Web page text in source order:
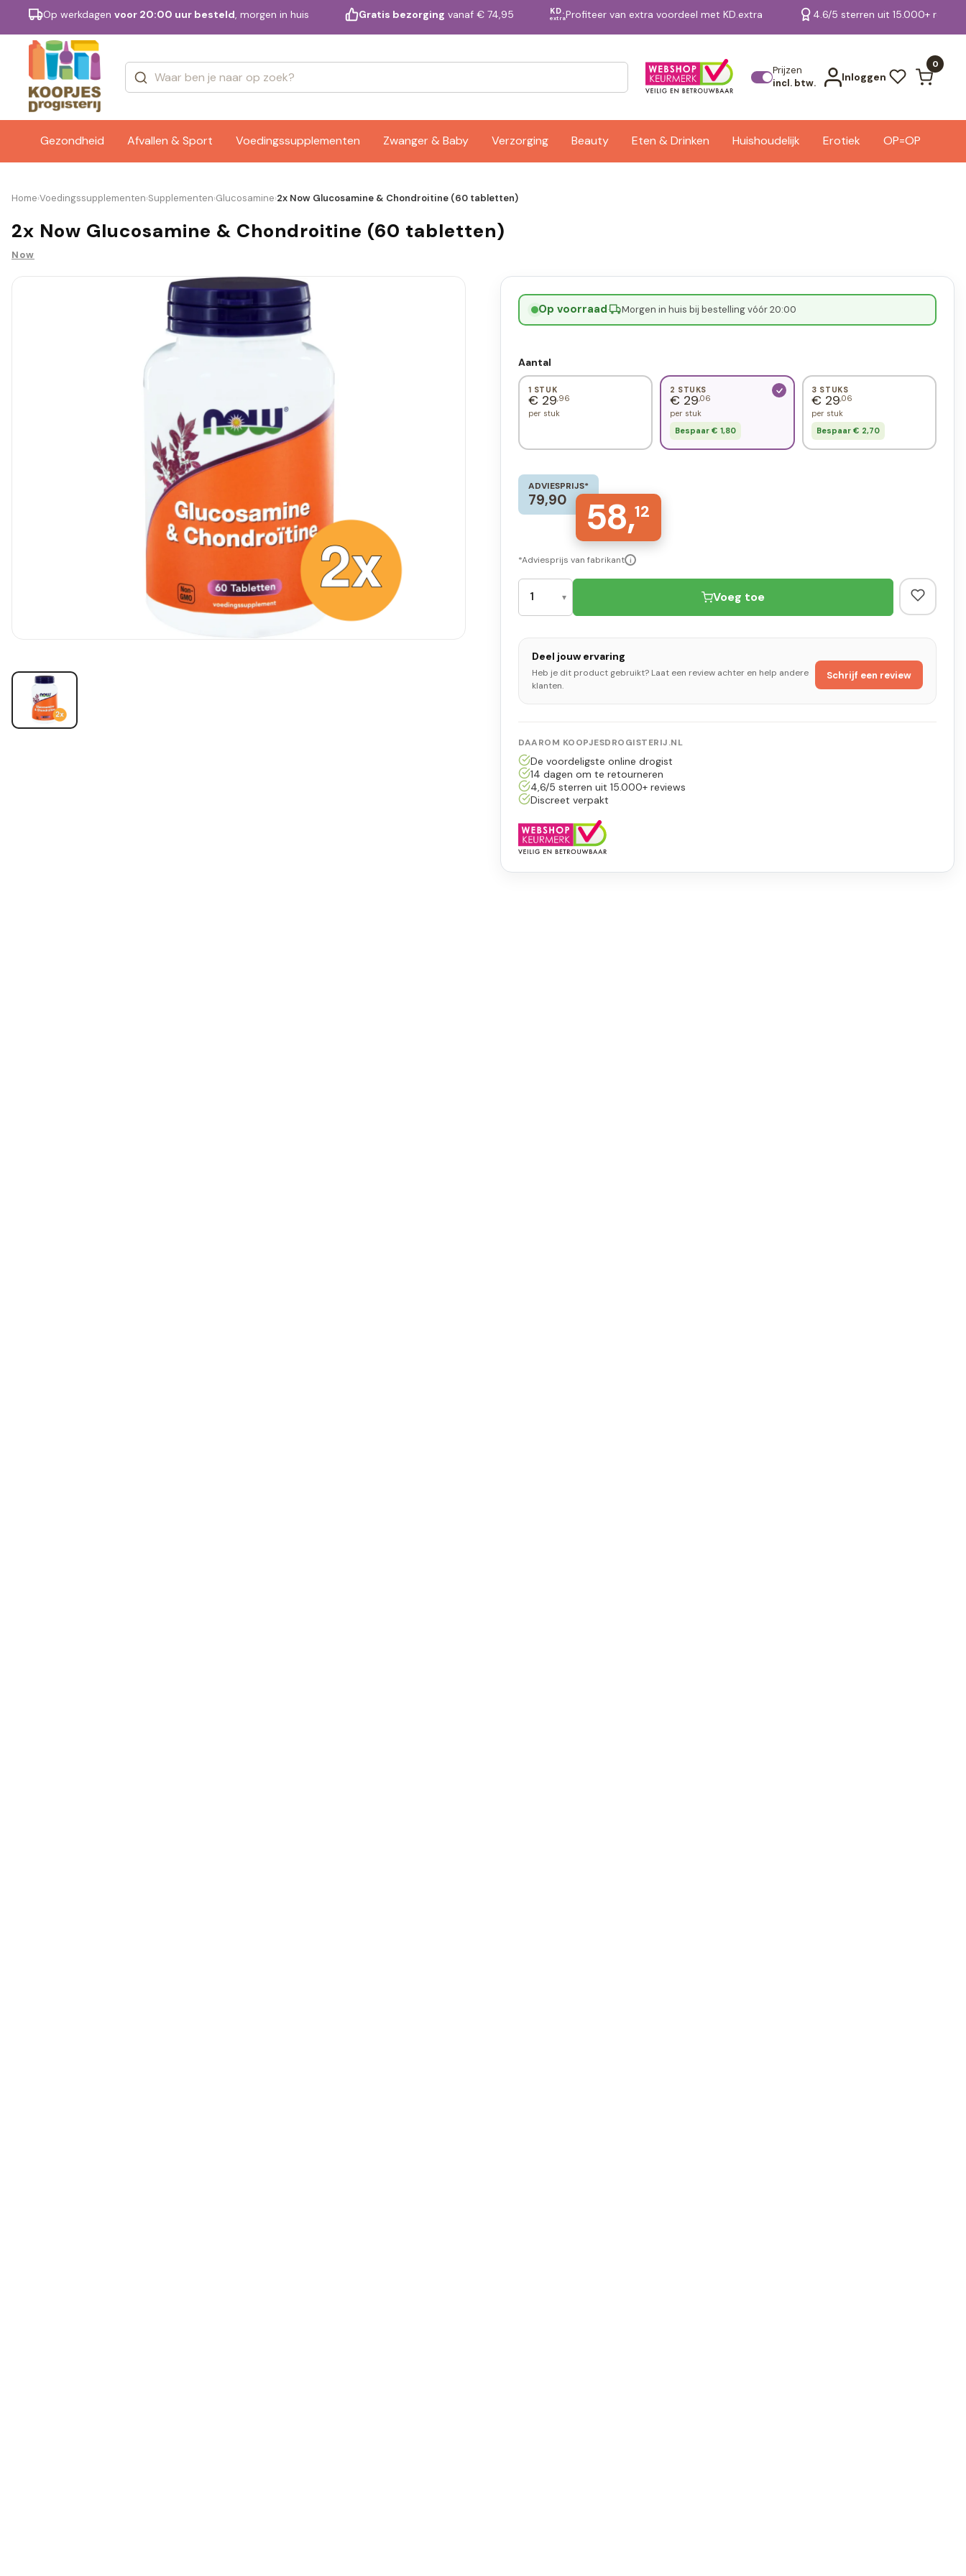
Op werkdagen voor 20:00 uur besteld, morgen in huis Gratis bezorging vanaf € 74,95 KD.
extraProfiteer van extra voordeel met KD.extra 4.6/5 sterren uit 15.000+
Prijzen
incl. btw.
Inloggen
0
Gezondheid Afvallen & Sport Voedingssupplementen Zwanger & Baby Verzorging Beauty Eten & Drinken Huishoudelijk Erotiek OP=OP
Merken Bekijk alle resultaten
Home›Voedingssupplementen›Supplementen›Glucosamine›2x Now Glucosamine & Chondroitine (60 tabletten)
2x Now Glucosamine & Chondroitine (60 tabletten)
Now
Op voorraad· Morgen in huis bij bestelling vóór 20:00
Aantal
1 STUK
€ 29,96
per stuk
2 STUKS
€ 29,06
per stuk
Bespaar € 1,80
3 STUKS
€ 29,06
per stuk
Bespaar € 2,70
ADVIESPRIJS*
79,90 58,12
*Adviesprijs van fabrikant i
Voeg toe
Deel jouw ervaring
Heb je dit product gebruikt? Laat een review achter en help andere
klanten.
Schrijf een review
DAAROM KOOPJESDROGISTERIJ.NL
De voordeligste online drogist
14 dagen om te retourneren
4,6/5 sterren uit 15.000+ reviews
Discreet verpakt